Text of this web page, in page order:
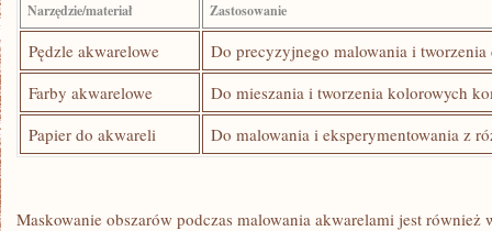
Narzędzie/materiał Zastosowanie
Pędzle akwarelowe
Do precyzyjnego⁣ malowania i tworzenia
Farby‍ akwarelowe
Do mieszania i tworzenia ‍kolorowych⁣
Papier do akwareli
Do malowania i eksperymentowania z
Maskowanie obszarów ​podczas malowania akwarelami jest‍ również